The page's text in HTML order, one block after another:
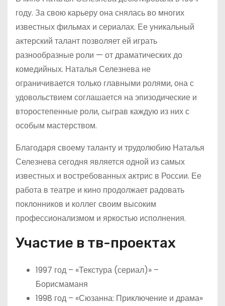
году. За свою карьеру она снялась во многих
известных фильмах и сериалах. Ее уникальный
актерский талант позволяет ей играть
разнообразные роли — от драматических до
комедийных. Наталья Селезнева не
ограничивается только главными ролями, она с
удовольствием соглашается на эпизодические и
второстепенные роли, сыграв каждую из них с
особым мастерством.
Благодаря своему таланту и трудолюбию Наталья
Селезнева сегодня является одной из самых
известных и востребованных актрис в России. Ее
работа в театре и кино продолжает радовать
поклонников и коллег своим высоким
профессионализмом и яркостью исполнения.
Участие в тв-проектах
1997 год – «Текстура (сериал)» –
Борисмаманя
1998 год – «Сюзанна: Приключение и драма»